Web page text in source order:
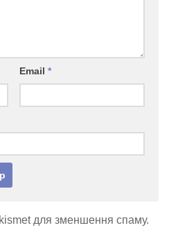
Email *
для зменшення спаму.